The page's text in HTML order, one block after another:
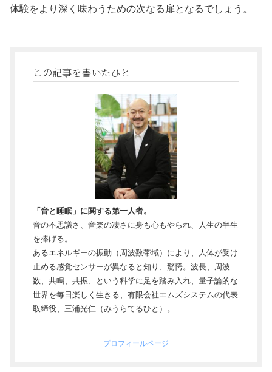
体験をより深く味わうための次なる扉となるでしょう。
この記事を書いたひと
「音と睡眠」に関する第一人者。
音の不思議さ、音楽の凄さに身も心もやられ、人生の半生
を捧げる。
あるエネルギーの振動（周波数帯域）により、人体が受け
止める感覚センサーが異なると知り、驚愕。波長、周波
数、共鳴、共振、という科学に足を踏み入れ、量子論的な
世界を毎日楽しく生きる、有限会社エムズシステムの代表
取締役、三浦光仁（みうらてるひと）。
プロフィールページ